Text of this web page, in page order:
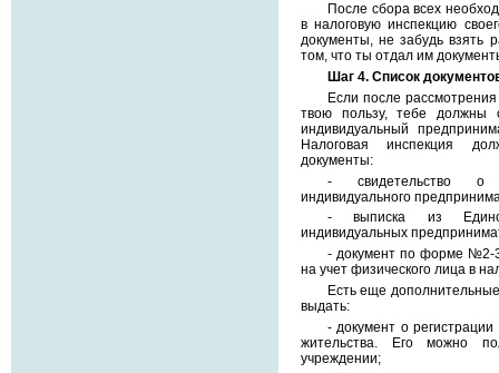
После сбора всех
в налоговую инспекцию
документы, не забудь взять
том, что ты отдал им
Шаг 4. Список
Если после
твою пользу, тебе
индивидуальный
Налоговая инспекция
документы:
- свидетельство о
индивидуального
- выписка из
индивидуальных
- документ по форме №2-
на учет физического лица в
Есть еще
выдать:
- документ о
жительства. Его можно
учреждении;